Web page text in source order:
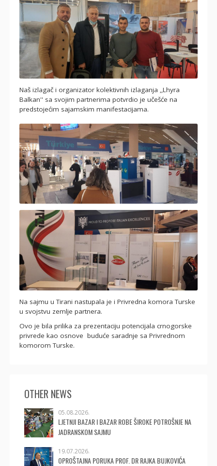
Naš izlagač i organizator kolektivnih izlaganja ‚‚Lhyra
Balkan'' sa svojim partnerima potvrdio je učešće na
predstojećim sajamskim manifestacijama.
Na sajmu u Tirani nastupala je i Privredna komora Turske
u svojstvu zemlje partnera.
Ovo je bila prilika za prezentaciju potencijala crnogorske
privrede kao osnove buduće saradnje sa Privrednom
komorom Turske.
OTHER NEWS
05.08.2026.
LJETNJI BAZAR I BAZAR ROBE ŠIROKE POTROŠNJE NA
JADRANSKOM SAJMU
19.07.2026.
OPROŠTAJNA PORUKA PROF. DR RAJKA BUJKOVIĆA